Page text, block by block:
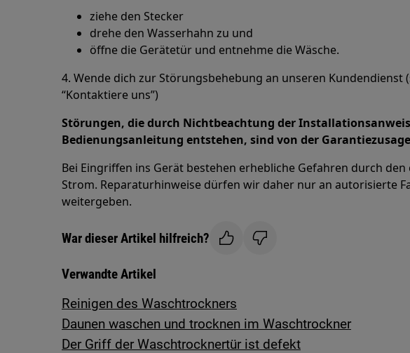
ziehe den Stecker
drehe den Wasserhahn zu und
öffne die Gerätetür und entnehme die Wäsche.
4. Wende dich zur Störungsbehebung an unseren Kundendienst
“Kontaktiere uns”)
Störungen, die durch Nichtbeachtung der
Bedienungsanleitung entstehen, sind von der
Bei Eingriffen ins Gerät bestehen erhebliche Gefahren durch
Strom. Reparaturhinweise dürfen wir daher nur an autorisierte
weitergeben.
War dieser Artikel hilfreich?
Verwandte Artikel
Reinigen des Waschtrockners
Daunen waschen und trocknen im Waschtrockner
Der Griff der Waschtrocknertür ist defekt